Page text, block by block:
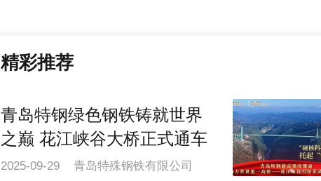
精彩推荐
青岛特钢绿色钢铁铸就世界
之巅 花江峡谷大桥正式通车
2025-09-29 青岛特殊钢铁有限公司